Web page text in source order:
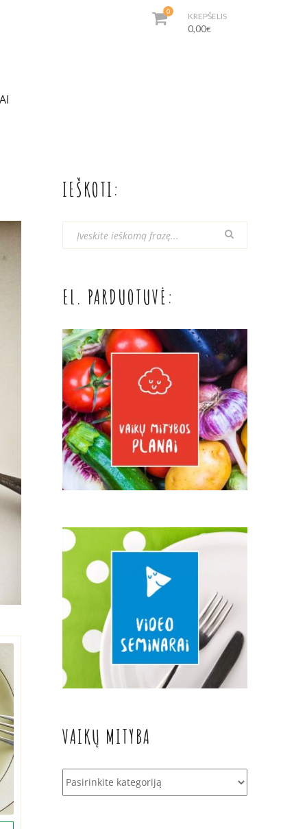
0 KREPŠELIS
0,00€
IEŠKOTI:
EL. PARDUOTUVĖ:
VAIKŲ MITYBA
mityba